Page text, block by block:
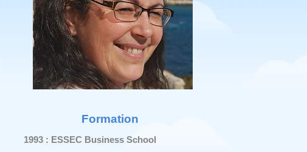
Formation
1993 : ESSEC Business School